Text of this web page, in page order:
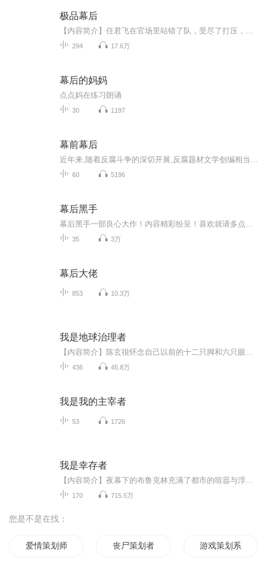
极品幕后
294 17.6万
幕后的妈妈
点点妈在练习朗诵
30 1197
幕前幕后
60 5196
幕后黑手
35 3万
幕后大佬
853 10.3万
我是地球治理者
436 45.8万
我是我的主宰者
53 1726
我是幸存者
170 715.5万
您是不是在找：
爱情策划师 丧尸策划者 游戏策划系统